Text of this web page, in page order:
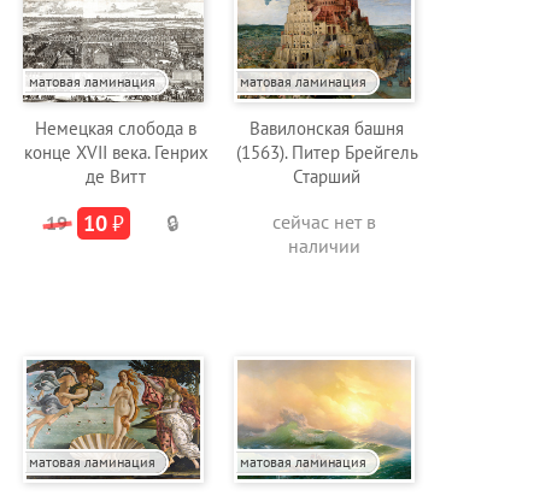
матовая ламинация
Немецкая слобода в
конце XVII века. Генрих
де Витт
19 10₽ 🔒
матовая ламинация
Вавилонская башня
(1563). Питер Брейгель
Старший
сейчас нет в
наличии
матовая ламинация матовая ламинация